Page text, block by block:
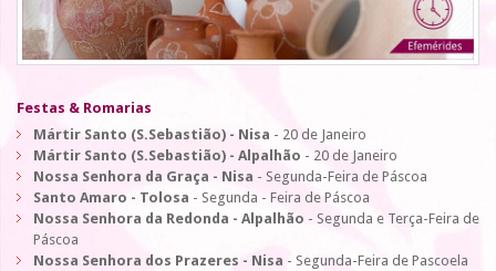
Festas & Romarias
Mártir Santo (S.Sebastião) - Nisa - 20 de Janeiro
Mártir Santo (S.Sebastião) - Alpalhão - 20 de Janeiro
Nossa Senhora da Graça - Nisa - Segunda-Feira de Páscoa
Santo Amaro - Tolosa - Segunda - Feira de Páscoa
Nossa Senhora da Redonda - Alpalhão - Segunda e Terça-Feira de
Páscoa
Nossa Senhora dos Prazeres - Nisa - Segunda-Feira de Pascoela